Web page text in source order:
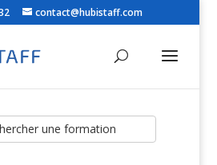
contact@hubistaff.com
une formation